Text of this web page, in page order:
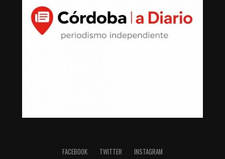
FACEBOOK TWITTER INSTAGRAM